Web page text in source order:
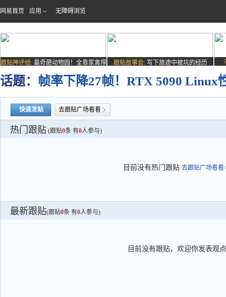
网易首页 应用 无障碍浏览
跟贴神评组: 最奇葩动物园！全靠家禽撑
场子
跟贴故事会: 写下旅途中被坑的经历
话题： 帧率下降27帧！RTX 5090 Linux
快速发贴 去跟贴广场看看
热门跟贴 (跟贴0条 有0人参与)
目前没有热门跟贴 去跟贴广场看看
最新跟贴(跟贴0条 有0人参与)
目前没有跟贴，欢迎你发表观点